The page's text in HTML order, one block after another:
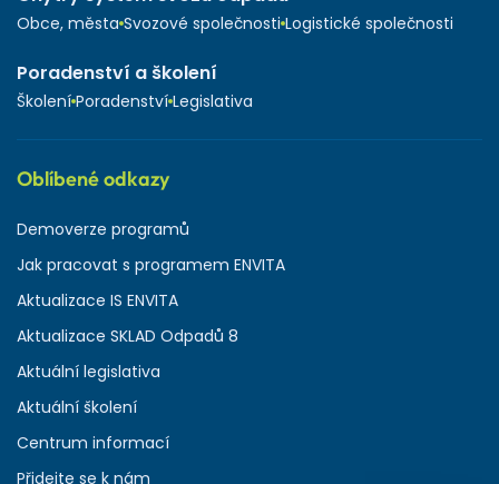
Obce, města Svozové společnosti Logistické společnosti
Poradenství a školení
Školení Poradenství Legislativa
Oblíbené odkazy
Demoverze programů
Jak pracovat s programem ENVITA
Aktualizace IS ENVITA
Aktualizace SKLAD Odpadů 8
Aktuální legislativa
Aktuální školení
Centrum informací
Přidejte se k nám